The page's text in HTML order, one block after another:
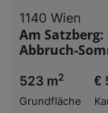
1140 Wien
Am
Abbruch-
523 m2
Grundfläche
€